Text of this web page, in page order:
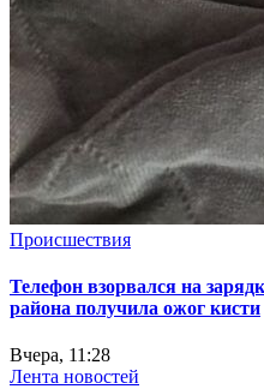
Происшествия
Телефон взорвался на
района получила ожог кисти
Вчера, 11:28
Лента новостей